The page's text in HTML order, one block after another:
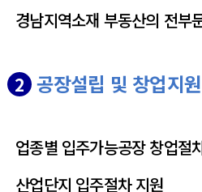
경남지역소재 부동산의 전부
2 공장설립 및 창업지원
업종별 입주가능공장 창업절
산업단지 입주절차 지원